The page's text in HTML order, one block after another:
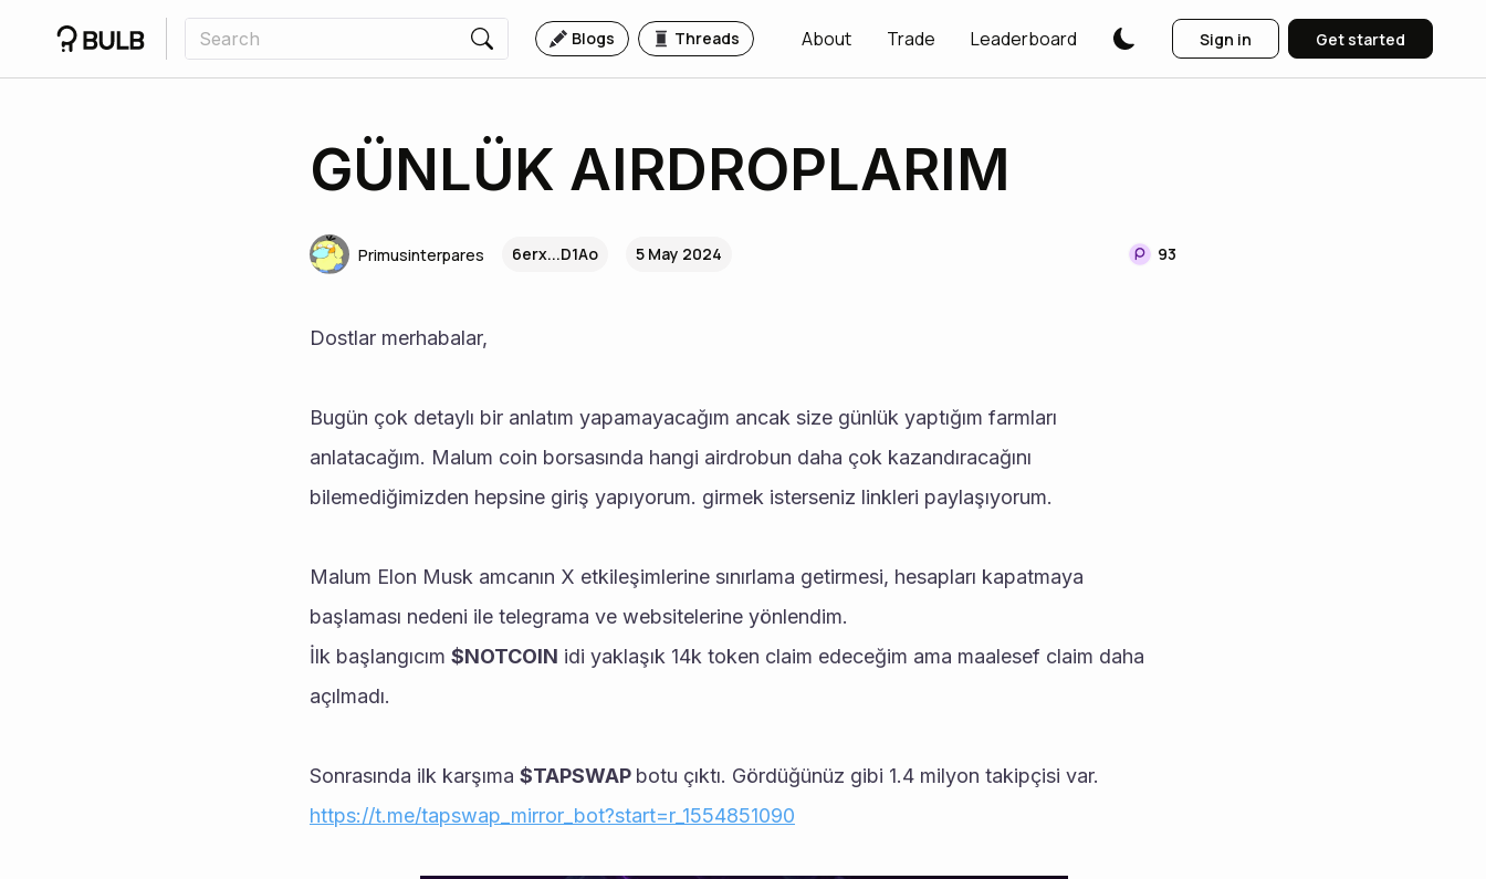
Blogs Threads About Trade Leaderboard Sign in Get started
GÜNLÜK AIRDROPLARIM
Primusinterpares 6erx...D1Ao 5 May 2024 93
Dostlar merhabalar,
Bugün çok detaylı bir anlatım yapamayacağım ancak size günlük yaptığım farmları
anlatacağım. Malum coin borsasında hangi airdrobun daha çok kazandıracağını
bilemediğimizden hepsine giriş yapıyorum. girmek isterseniz linkleri paylaşıyorum.
Malum Elon Musk amcanın X etkileşimlerine sınırlama getirmesi, hesapları kapatmaya
başlaması nedeni ile telegrama ve websitelerine yönlendim.
İlk başlangıcım $NOTCOIN idi yaklaşık 14k token claim edeceğim ama maalesef claim daha
açılmadı.
Sonrasında ilk karşıma $TAPSWAP botu çıktı. Gördüğünüz gibi 1.4 milyon takipçisi var.
https://t.me/tapswap_mirror_bot?start=r_1554851090